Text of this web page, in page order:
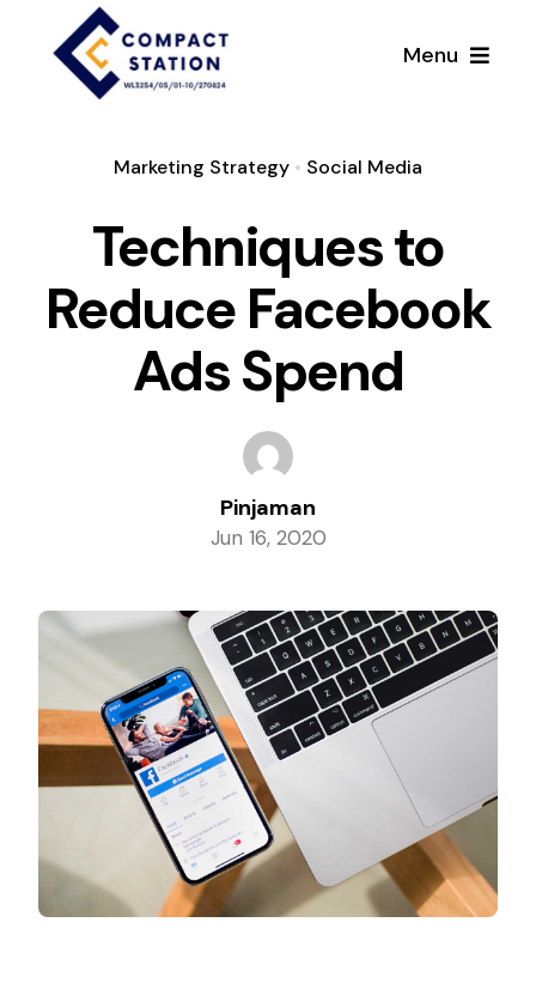
content
Menu
Pinjaman Berlesen
Tentang Kami
Pinjaman & Perkhidmatan
Soalan Lazim
Hubungi Kami
Marketing Strategy • Social Media
Techniques to
Reduce Facebook
Ads Spend
Pinjaman
Jun 16, 2020